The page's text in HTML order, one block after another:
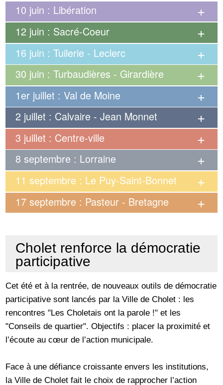
10 juin : Libération
12 juin : Sacré-Coeur
16 juin : Tuilerie - Leclerc
30 juin : Turbaudières - Girardière
1er juillet : Val de Moine
2 juillet : Calvaire - Jean Monnet
3 juillet : Centre-ville
8 septembre : Lorraine
11 septembre : Le Puy-Saint-Bonnet
17 septembre : Pasteur - Bretagne
Cholet renforce la démocratie
participative
Cet été et à la rentrée, de nouveaux outils de démocratie
participative sont lancés par la Ville de Cholet : les
rencontres "Les Choletais ont la parole !" et les
"Conseils de quartier". Objectifs : placer la proximité et
l’écoute au cœur de l’action municipale.
Face à une défiance croissante envers les institutions,
la Ville de Cholet fait le choix de rapprocher l’action